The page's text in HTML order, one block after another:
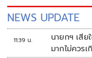
NEWS UPDATE
11:39 น.
นายกฯ เสีย
มากไม่ควรเ